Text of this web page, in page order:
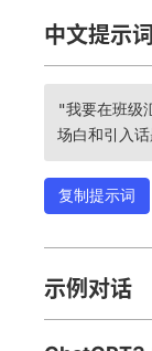
中文提示词
"我要在班级
场白和引入
复制提示词
示例对话